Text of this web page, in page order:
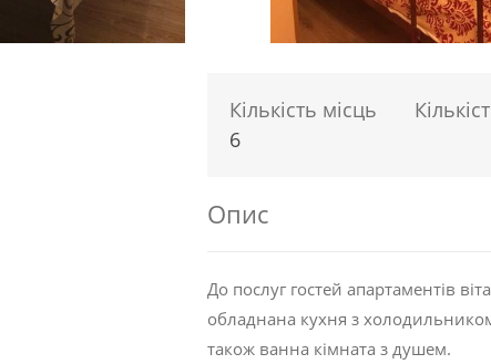
Кількість місць
6
Опис
До послуг гостей апартаментів
обладнана кухня з
також ванна кімната з душем.